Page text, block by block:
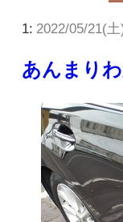
1: 2022/05/21(
あんまり